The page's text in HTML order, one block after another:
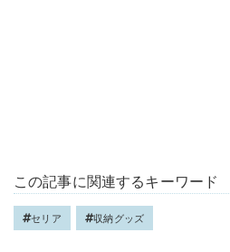
この記事に関連するキーワード
セリア 収納グッズ